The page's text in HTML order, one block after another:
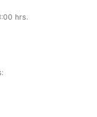
hrs.